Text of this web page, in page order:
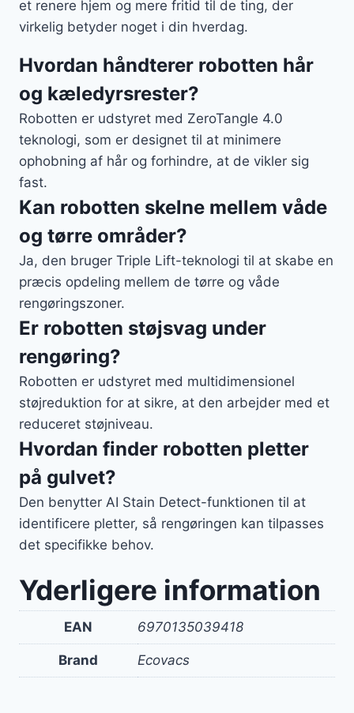
et renere hjem og mere fritid til de ting, der
virkelig betyder noget i din hverdag.
Hvordan håndterer robotten hår
og kæledyrsrester?
Robotten er udstyret med ZeroTangle 4.0
teknologi, som er designet til at minimere
ophobning af hår og forhindre, at de vikler sig
fast.
Kan robotten skelne mellem våde
og tørre områder?
Ja, den bruger Triple Lift-teknologi til at skabe en
præcis opdeling mellem de tørre og våde
rengøringszoner.
Er robotten støjsvag under
rengøring?
Robotten er udstyret med multidimensionel
støjreduktion for at sikre, at den arbejder med et
reduceret støjniveau.
Hvordan finder robotten pletter
på gulvet?
Den benytter AI Stain Detect-funktionen til at
identificere pletter, så rengøringen kan tilpasses
det specifikke behov.
Yderligere information
EAN 6970135039418
Brand Ecovacs